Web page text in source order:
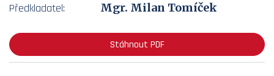
Předkladatel:
Mgr. Milan Tomíček
Stáhnout PDF